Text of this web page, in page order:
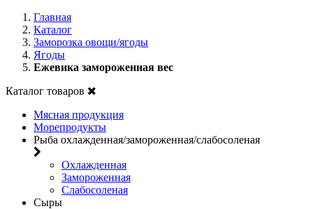
Главная
Каталог
Заморозка овощи/ягоды
Ягоды
Ежевика замороженная вес
Каталог товаров
Мясная продукция
Морепродукты
Рыба охлажденная/замороженная/слабосоленая
Охлажденная
Замороженная
Слабосоленая
Сыры